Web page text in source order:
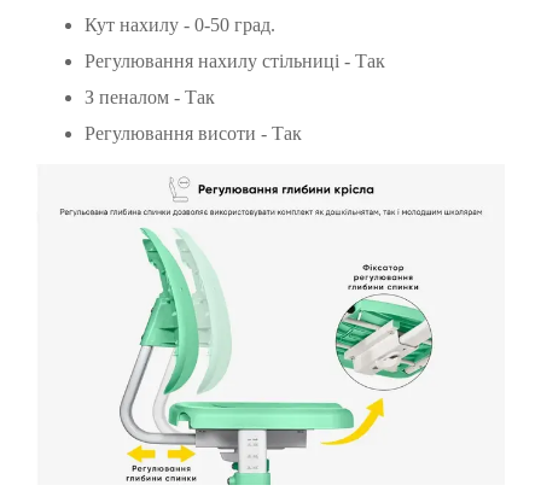
Кут нахилу - 0-50 град.
Регулювання нахилу стільниці - Так
З пеналом - Так
Регулювання висоти - Так